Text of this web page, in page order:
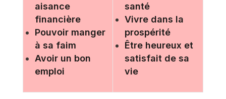
aisance
financière
Pouvoir manger
à sa faim
Avoir un bon
emploi
santé
Vivre dans la
prospérité
Être heureux et
satisfait de sa
vie